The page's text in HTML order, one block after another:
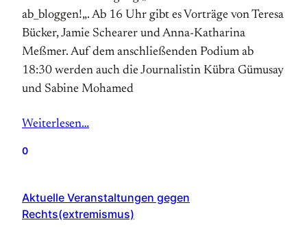
ab_bloggen!„. Ab 16 Uhr gibt es Vorträge von Teresa
Bücker, Jamie Schearer und Anna-Katharina
Meßmer. Auf dem anschließenden Podium ab
18:30 werden auch die Journalistin Kübra Gümusay
und Sabine Mohamed
Weiterlesen…
0
Aktuelle Veranstaltungen gegen
Rechts(extremismus)